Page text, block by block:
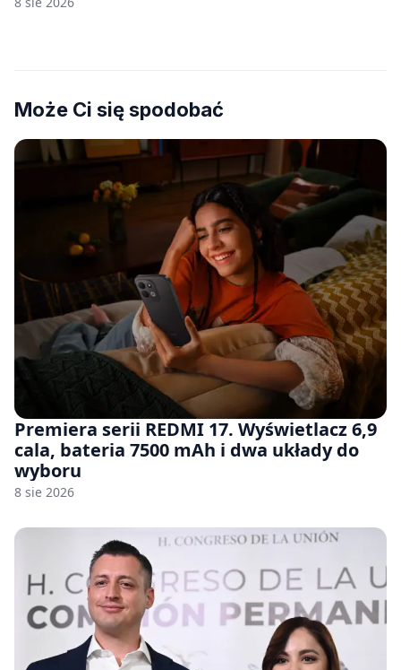
Może Ci się spodobać
Premiera serii REDMI 17. Wyświetlacz 6,9
cala, bateria 7500 mAh i dwa układy do
wyboru
8 sie 2026